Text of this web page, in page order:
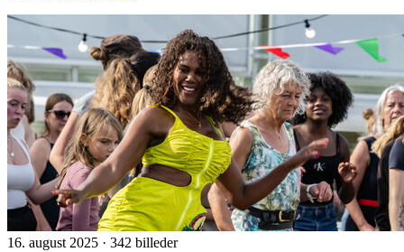
16. august 2025 · 342 billeder